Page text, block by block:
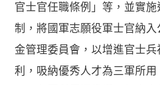
官士官任職條例」等，並實施
制，將國軍志願役軍士官納
金管理委員會，以增進官士兵
利，吸納優秀人才為三軍所用